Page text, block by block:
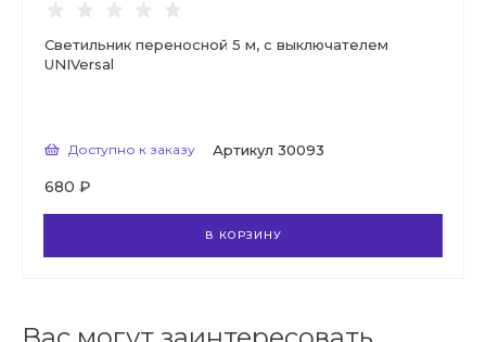
Светильник переносной 5 м, с выключателем
UNIVersal
Доступно к заказу Артикул 30093
680 ₽
В КОРЗИНУ